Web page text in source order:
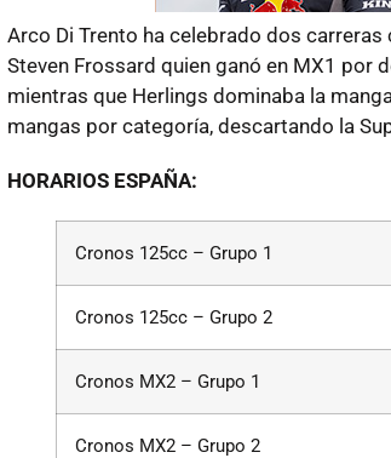
Arco Di Trento ha celebrado dos
Steven Frossard quien ganó en MX1 por
mientras que Herlings dominaba la
mangas por categoría, descartando la
HORARIOS ESPAÑA:
Cronos 125cc – Grupo 1
Cronos 125cc – Grupo 2
Cronos MX2 – Grupo 1
Cronos MX2 – Grupo 2